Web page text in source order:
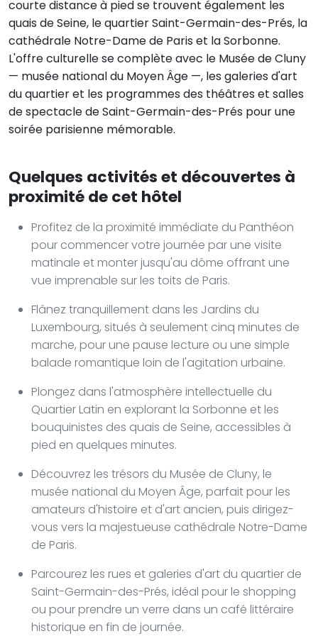
courte distance à pied se trouvent également les
quais de Seine, le quartier Saint-Germain-des-Prés, la
cathédrale Notre-Dame de Paris et la Sorbonne.
L'offre culturelle se complète avec le Musée de Cluny
— musée national du Moyen Âge —, les galeries d'art
du quartier et les programmes des théâtres et salles
de spectacle de Saint-Germain-des-Prés pour une
soirée parisienne mémorable.
Quelques activités et découvertes à
proximité de cet hôtel
Profitez de la proximité immédiate du Panthéon
pour commencer votre journée par une visite
matinale et monter jusqu'au dôme offrant une
vue imprenable sur les toits de Paris.
Flânez tranquillement dans les Jardins du
Luxembourg, situés à seulement cinq minutes de
marche, pour une pause lecture ou une simple
balade romantique loin de l'agitation urbaine.
Plongez dans l'atmosphère intellectuelle du
Quartier Latin en explorant la Sorbonne et les
bouquinistes des quais de Seine, accessibles à
pied en quelques minutes.
Découvrez les trésors du Musée de Cluny, le
musée national du Moyen Âge, parfait pour les
amateurs d'histoire et d'art ancien, puis dirigez-
vous vers la majestueuse cathédrale Notre-Dame
de Paris.
Parcourez les rues et galeries d'art du quartier de
Saint-Germain-des-Prés, idéal pour le shopping
ou pour prendre un verre dans un café littéraire
historique en fin de journée.